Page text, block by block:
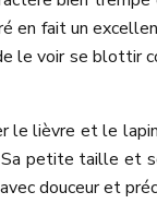
fait un
le voir se
lièvre et le
petite taille
douceur et